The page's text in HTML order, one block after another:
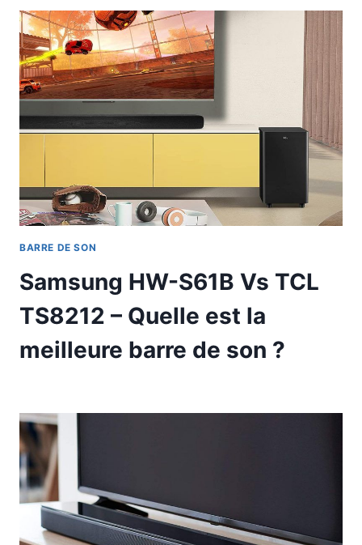
BARRE DE SON
Samsung HW-S61B Vs TCL
TS8212 – Quelle est la
meilleure barre de son ?